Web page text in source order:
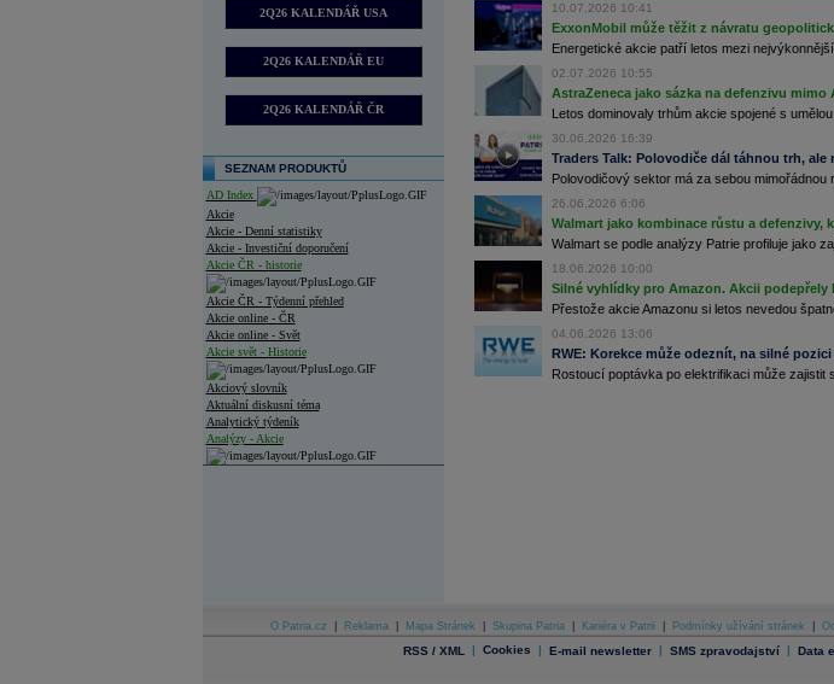
2Q26 KALENDÁŘ USA
2Q26 KALENDÁŘ EU
2Q26 KALENDÁŘ ČR
SEZNAM PRODUKTŮ
AD Index
Akcie
Akcie - Denní statistiky
Akcie - Investiční doporučení
Akcie ČR - historie
Akcie ČR - Týdenní přehled
Akcie online - ČR
Akcie online - Svět
Akcie svět - Historie
Akciový slovník
Aktuální diskusní téma
Analytický týdeník
Analýzy - Akcie
10.07.2026 10:41
ExxonMobil může těžit z návratu
Energetické akcie patří letos mezi nejvýkonnější
02.07.2026 10:55
AstraZeneca jako sázka na defenzivu mimo
Letos dominovaly trhům akcie spojené s umělou
30.06.2026 16:39
Traders Talk: Polovodiče dál táhnou trh,
Polovodičový sektor má za sebou mimořádnou
26.06.2026 6:06
Walmart jako kombinace růstu a defenzivy,
Walmart se podle analýzy Patrie profiluje jako
18.06.2026 10:00
Silné vyhlídky pro Amazon. Akcii podepřely
Přestože akcie Amazonu si letos nevedou
04.06.2026 13:06
RWE: Korekce může odeznít, na silné
Rostoucí poptávka po elektrifikaci může zajistit
O Patria.cz Reklama Mapa Stránek Skupina Patria Kariéra v Patrii Podmínky užívání stránek
RSS / XML | Cookies | E-mail newsletter | SMS zpravodajství | Data